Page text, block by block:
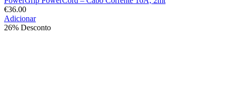
€36.00
Adicionar
26% Desconto